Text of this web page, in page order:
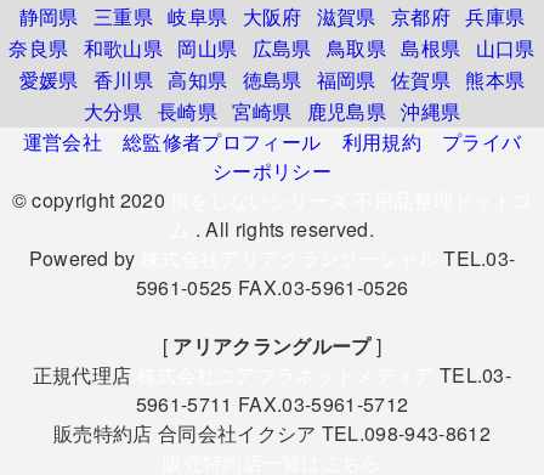
静岡県 三重県 岐阜県 大阪府 滋賀県 京都府 兵庫県
奈良県 和歌山県 岡山県 広島県 鳥取県 島根県
山口県
愛媛県 香川県 高知県 徳島県 福岡県 佐賀県 熊本県
大分県 長崎県 宮崎県 鹿児島県 沖縄県
運営会社
総監修者プロフィール 利用規約
プライバ
シーポリシー
© copyright 2020
. All rights reserved.
Powered by
TEL.03-
5961-0525 FAX.03-5961-0526
[ アリアクラングループ]
正規代理店
TEL.03-
5961-5711 FAX.03-5961-5712
販売特約店 合同会社イクシア TEL.098-943-8612